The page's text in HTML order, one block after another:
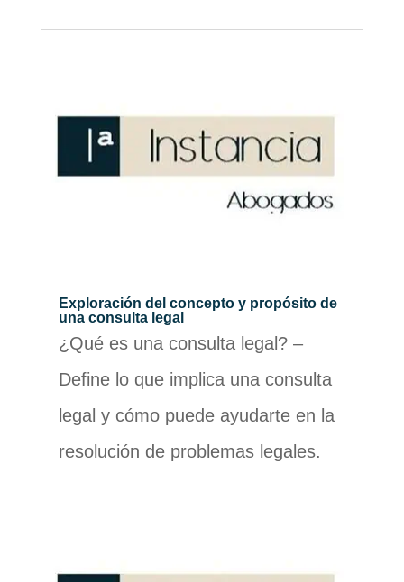
Exploración del concepto y propósito de
una consulta legal
¿Qué es una consulta legal? –
Define lo que implica una consulta
legal y cómo puede ayudarte en la
resolución de problemas legales.